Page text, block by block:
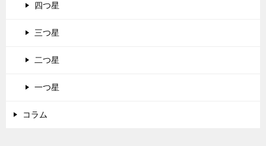
四つ星
三つ星
二つ星
一つ星
コラム